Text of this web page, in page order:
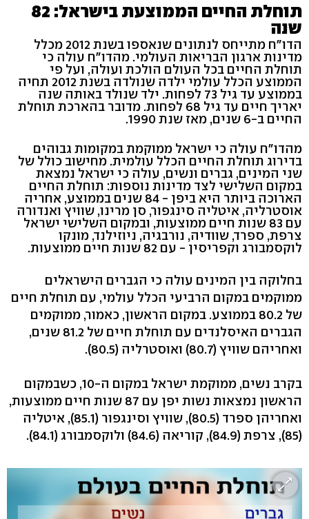
תוחלת החיים הממוצעת בישראל: 82
שנה
הדו"ח מתייחס לנתונים שנאספו בשנת 2012 מכלל
מדינות ארגון הבריאות העולמי. מהדו"ח עולה כי
תוחלת החיים בכל העולם הולכת ועולה, ועל פי
הממוצע הכלל עולמי ילדה שנולדה בשנת 2012 תחיה
בממוצע עד גיל 73 לפחות. ילד שנולד באותה שנה
יאריך חיים עד גיל 68 לפחות. מדובר בהארכת תוחלת
החיים ב-6 שנים, מאז שנת 1990.
מהדו"ח עולה כי ישראל ממוקמת במקומות גבוהים
בדירוג תוחלת החיים הכלל עולמית. מחישוב כולל של
שני המינים, גברים ונשים, עולה כי ישראל נמצאת
במקום השלישי לצד מדינות נוספות: תוחלת החיים
הארוכה ביותר היא ביפן - 84 שנים בממוצע, אחריה
אוסטרליה, איטליה סינגפור, סן מרינו, שוויץ ואנדורה
עם 83 שנות חיים ממוצעות, ובמקום השלישי ישראל
צרפת, ספרד, שוודיה, נורבגיה, ניוזילנד, מונקו
לוקסמבורג וקפריסין - עם 82 שנות חיים ממוצעות.
בחלוקה בין המינים עולה כי הגברים הישראלים
ממוקמים במקום הרביעי הכלל עולמי, עם תוחלת חיים
של 80.2 בממוצע. במקום הראשון, כאמור, ממוקמים
הגברים האיסלנדים עם תוחלת חיים של 81.2 שנים,
ואחריהם שוויץ (80.7) ואוסטרליה (80.5).
בקרב נשים, ממוקמת ישראל במקום ה-10, כשבמקום
הראשון נמצאות נשות יפן עם 87 שנות חיים ממוצעות,
ואחריהן ספרד (80.5), שוויץ וסינגפור (85.1), איטליה
(85), צרפת (84.9), קוריאה (84.6) ולוקסמבורג (84.1).